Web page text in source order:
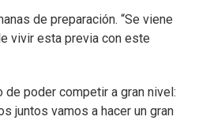
de preparación. “Se viene
vivir esta previa con este
poder competir a gran nivel:
juntos vamos a hacer un gran